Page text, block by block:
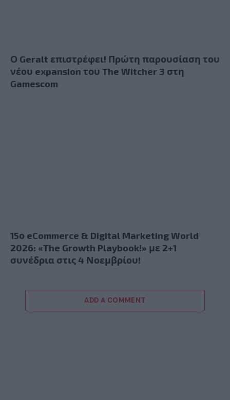
Ο Geralt επιστρέφει! Πρώτη παρουσίαση του
νέου expansion του The Witcher 3 στη
Gamescom
15ο eCommerce & Digital Marketing World
2026: «The Growth Playbook!» με 2+1
συνέδρια στις 4 Νοεμβρίου!
ADD A COMMENT